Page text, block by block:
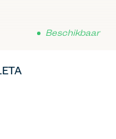
Beschikbaar